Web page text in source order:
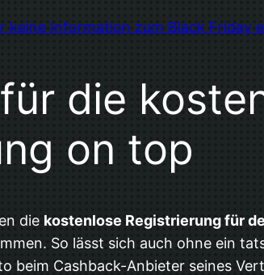
keine Information zum Black Friday
die
on top
die kostenlose Registrierung für
So lässt sich auch ohne ein
beim Cashback-Anbieter seines